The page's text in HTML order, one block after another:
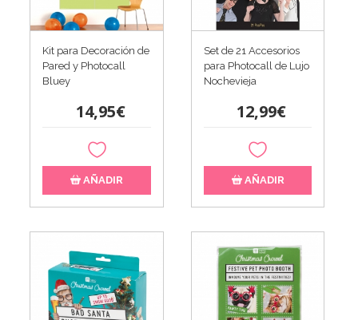
Kit para Decoración de
Pared y Photocall
Bluey
14,95€
AÑADIR
Set de 21 Accesorios
para Photocall de Lujo
Nochevieja
12,99€
AÑADIR